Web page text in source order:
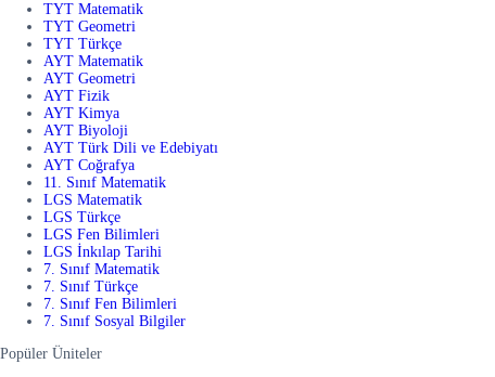
TYT Matematik
TYT Geometri
TYT Türkçe
AYT Matematik
AYT Geometri
AYT Fizik
AYT Kimya
AYT Biyoloji
AYT Türk Dili ve Edebiyatı
AYT Coğrafya
11. Sınıf Matematik
LGS Matematik
LGS Türkçe
LGS Fen Bilimleri
LGS İnkılap Tarihi
7. Sınıf Matematik
7. Sınıf Türkçe
7. Sınıf Fen Bilimleri
7. Sınıf Sosyal Bilgiler
Popüler Üniteler